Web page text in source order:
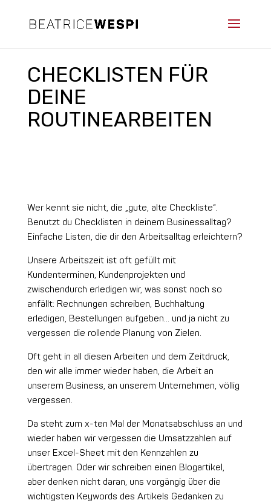
CHECKLISTEN FÜR
DEINE
ROUTINEARBEITEN
Wer kennt sie nicht, die „gute, alte Checkliste“.
Benutzt du Checklisten in deinem Businessalltag?
Einfache Listen, die dir den Arbeitsalltag erleichtern?
Unsere Arbeitszeit ist oft gefüllt mit
Kundenterminen, Kundenprojekten und
zwischendurch erledigen wir, was sonst noch so
anfällt: Rechnungen schreiben, Buchhaltung
erledigen, Bestellungen aufgeben… und ja nicht zu
vergessen die rollende Planung von Zielen.
Oft geht in all diesen Arbeiten und dem Zeitdruck,
den wir alle immer wieder haben, die Arbeit an
unserem Business, an unserem Unternehmen, völlig
vergessen.
Da steht zum x-ten Mal der Monatsabschluss an und
wieder haben wir vergessen die Umsatzzahlen auf
unser Excel-Sheet mit den Kennzahlen zu
übertragen. Oder wir schreiben einen Blogartikel,
aber denken nicht daran, uns vorgängig über die
wichtigsten Keywords des Artikels Gedanken zu